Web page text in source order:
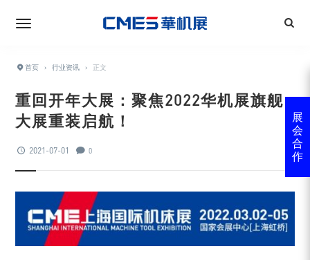
首页 › 行业资讯 › 正文
重回开年大展：聚焦2022华机展旗舰
大展重装启航！
2021-07-01 0
展
会
合
作